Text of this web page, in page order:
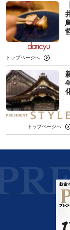
トップページへ
トップページへ